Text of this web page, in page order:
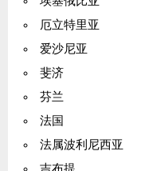
厄立特里亚
爱沙尼亚
斐济
芬兰
法国
法属波利尼西亚